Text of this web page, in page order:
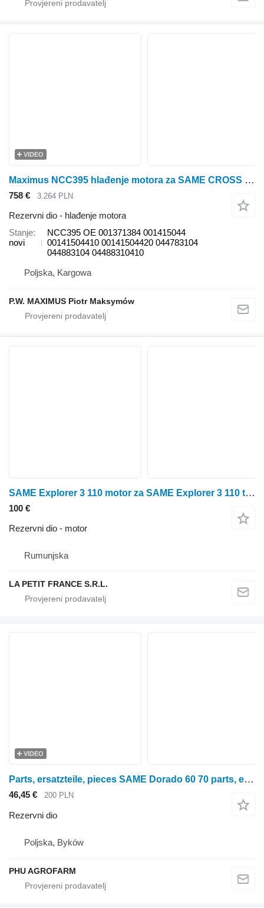
VIDEO
Maximus NCC395 hlađenje motora za SAME CROSS EXPLORER traktora na kotačima
758 € 3.264 PLN
Rezervni dio - hlađenje motora
Stanje
novi
NCC395 OE 001371384 001415044
00141504410 00141504420 044783104
044883104 04488310410
Poljska, Kargowa
P.W. MAXIMUS Piotr Maksymów
SAME Explorer 3 110 motor za SAME Explorer 3 110 traktora na kotačima
100 €
Rezervni dio - motor
Rumunjska
LA PETIT FRANCE S.R.L.
VIDEO
Parts, ersatzteile, pieces SAME Dorado 60 70 parts, ersatzteile, pieces za SAME Dorado 60 70 traktora na kotačima
46,45 € 200 PLN
Rezervni dio
Poljska, Byków
PHU AGROFARM